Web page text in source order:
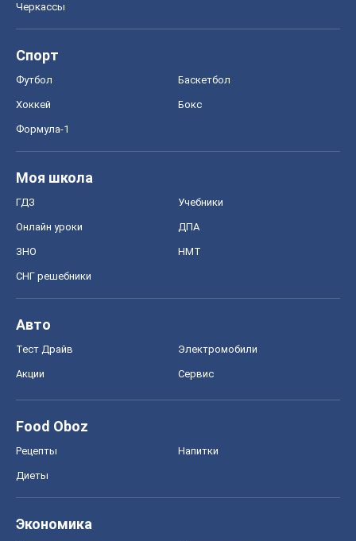
Черкассы
Спорт
Футбол Баскетбол
Хоккей Бокс
Формула-1
Моя школа
ГДЗ Учебники
Онлайн уроки ДПА
ЗНО НМТ
СНГ решебники
Авто
Тест Драйв Электромобили
Акции Сервис
Food Oboz
Рецепты Напитки
Диеты
Экономика